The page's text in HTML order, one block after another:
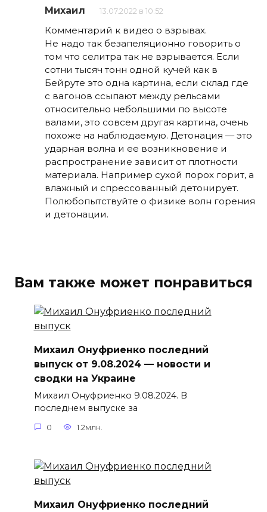
Михаил 13.07.2022 в 10:52
Комментарий к видео о взрывах.
Не надо так безапеляционно говорить о
том что селитра так не взрывается. Если
сотни тысяч тонн одной кучей как в
Бейруте это одна картина, если склад где
с вагонов ссыпают между рельсами
относительно небольшими по высоте
валами, это совсем другая картина, очень
похоже на наблюдаемую. Детонация — это
ударная волна и ее возникновение и
распространение зависит от плотности
материала. Например сухой порох горит, а
влажный и спрессованный детонирует.
Полюбопытствуйте о физике волн горения
и детонации.
Вам также может понравиться
Михаил Онуфриенко последний
выпуск от 9.08.2024 — новости и
сводки на Украине
Михаил Онуфриенко 9.08.2024. В
последнем выпуске за
0 1.2млн.
Михаил Онуфриенко последний